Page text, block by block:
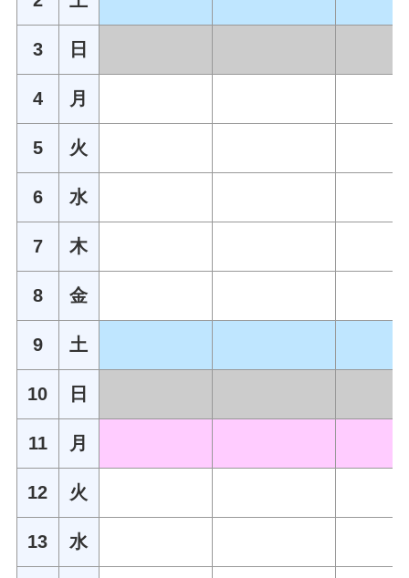
3 日
4 月
5 火
6 水
7 木
8 金
9 土
10 日
11 月
12 火
13 水